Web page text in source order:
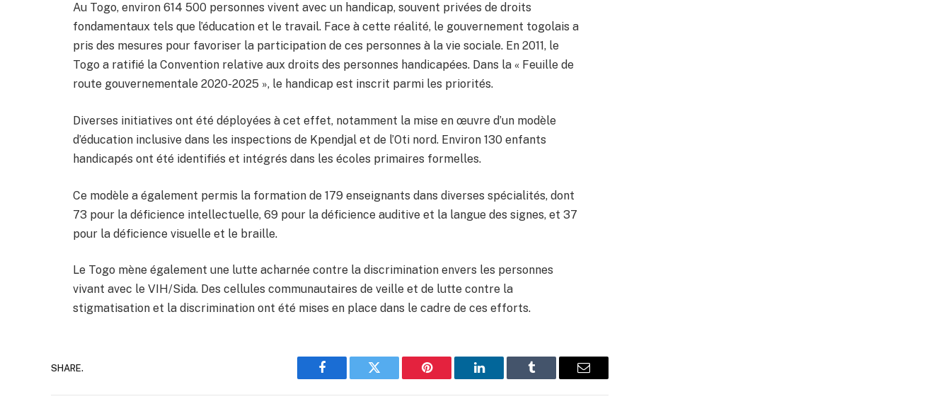
Au Togo, environ 614 500 personnes vivent avec un handicap, souvent privées de droits
fondamentaux tels que l’éducation et le travail. Face à cette réalité, le gouvernement togolais a
pris des mesures pour favoriser la participation de ces personnes à la vie sociale. En 2011, le
Togo a ratifié la Convention relative aux droits des personnes handicapées. Dans la « Feuille de
route gouvernementale 2020-2025 », le handicap est inscrit parmi les priorités.
Diverses initiatives ont été déployées à cet effet, notamment la mise en œuvre d’un modèle
d’éducation inclusive dans les inspections de Kpendjal et de l’Oti nord. Environ 130 enfants
handicapés ont été identifiés et intégrés dans les écoles primaires formelles.
Ce modèle a également permis la formation de 179 enseignants dans diverses spécialités, dont
73 pour la déficience intellectuelle, 69 pour la déficience auditive et la langue des signes, et 37
pour la déficience visuelle et le braille.
Le Togo mène également une lutte acharnée contre la discrimination envers les personnes
vivant avec le VIH/Sida. Des cellules communautaires de veille et de lutte contre la
stigmatisation et la discrimination ont été mises en place dans le cadre de ces efforts.
SHARE.
Facebook Twitter Pinterest LinkedIn Tumblr Email